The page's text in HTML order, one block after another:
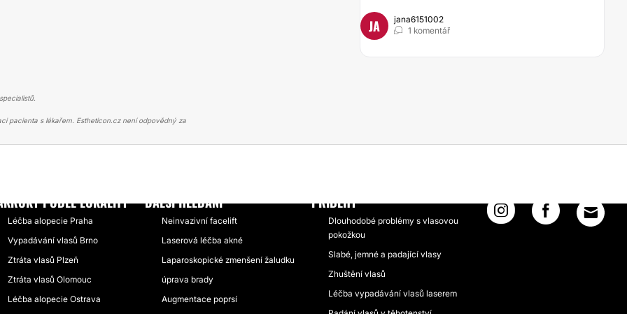
JA
jana6151002
1 komentář
pacienta s lékařem. Estheticon.cz není odpovědný za
VLASŮ
PODLE LOKALITY
Léčba alopecie Praha
Vypadávání vlasů Brno
Ztráta vlasů Plzeň
Ztráta vlasů Olomouc
Léčba alopecie Ostrava
DALŠÍ HLEDÁNÍ
Neinvazivní facelift
Laserová léčba akné
Laparoskopické zmenšení žaludku
úprava brady
Augmentace poprsí
PŘÍBĚHY
Dlouhodobé problémy s vlasovou
pokožkou
Slabé, jemné a padající vlasy
Zhuštění vlasů
Léčba vypadávání vlasů laserem